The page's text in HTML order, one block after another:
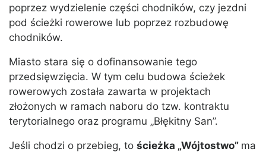
poprzez wydzielenie części chodników, czy jezdni
pod ścieżki rowerowe lub poprzez rozbudowę
chodników.
Miasto stara się o dofinansowanie tego
przedsięwzięcia. W tym celu budowa ścieżek
rowerowych została zawarta w projektach
złożonych w ramach naboru do tzw. kontraktu
terytorialnego oraz programu „Błękitny San”.
Jeśli chodzi o przebieg, to ścieżka „Wójtostwo” ma